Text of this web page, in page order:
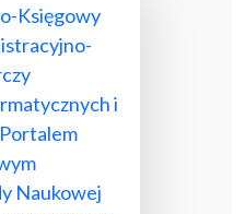
Księgowy
i
Naukowej